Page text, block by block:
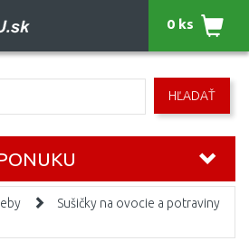
HĽADAŤ
0 ks
Sušičky na ovocie a potraviny